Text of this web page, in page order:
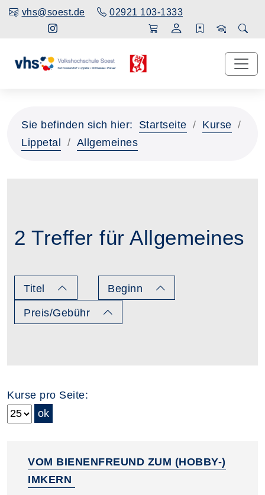
vhs@soest.de 02921 103-1333
Sie befinden sich hier: Startseite
Kurse
Lippetal
Allgemeines
2 Treffer für Allgemeines
Titel Beginn
Preis/Gebühr
Kurse pro Seite:
VOM BIENENFREUND ZUM (HOBBY-)
IMKERN